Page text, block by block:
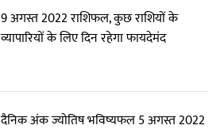
9 अगस्त 2022 राशिफल, कुछ राशियों के
व्यापारियों के लिए दिन रहेगा फायदेमंद
दैनिक अंक ज्योतिष भविष्यफल 5 अगस्त 2022